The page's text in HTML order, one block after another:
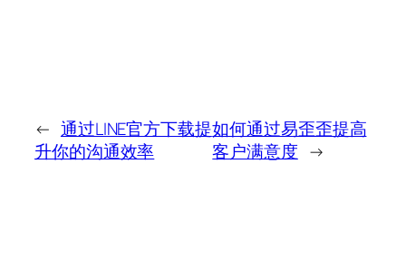
← 通过LINE官方下载提
升你的沟通效率
如何通过易歪歪提高
客户满意度 →